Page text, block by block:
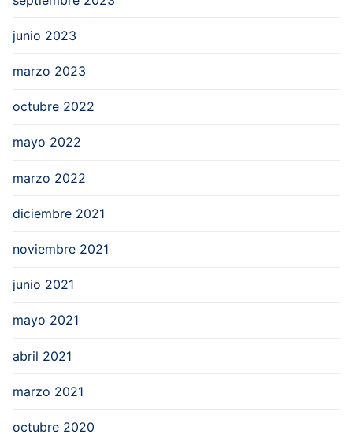
junio 2023
marzo 2023
octubre 2022
mayo 2022
marzo 2022
diciembre 2021
noviembre 2021
junio 2021
mayo 2021
abril 2021
marzo 2021
octubre 2020